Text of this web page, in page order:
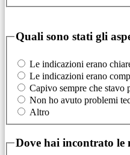
Quali sono stati gli
Le indicazioni erano
Le indicazioni erano
Capivo sempre che stavo
Non ho avuto problemi
Altro
Dove hai incontrato